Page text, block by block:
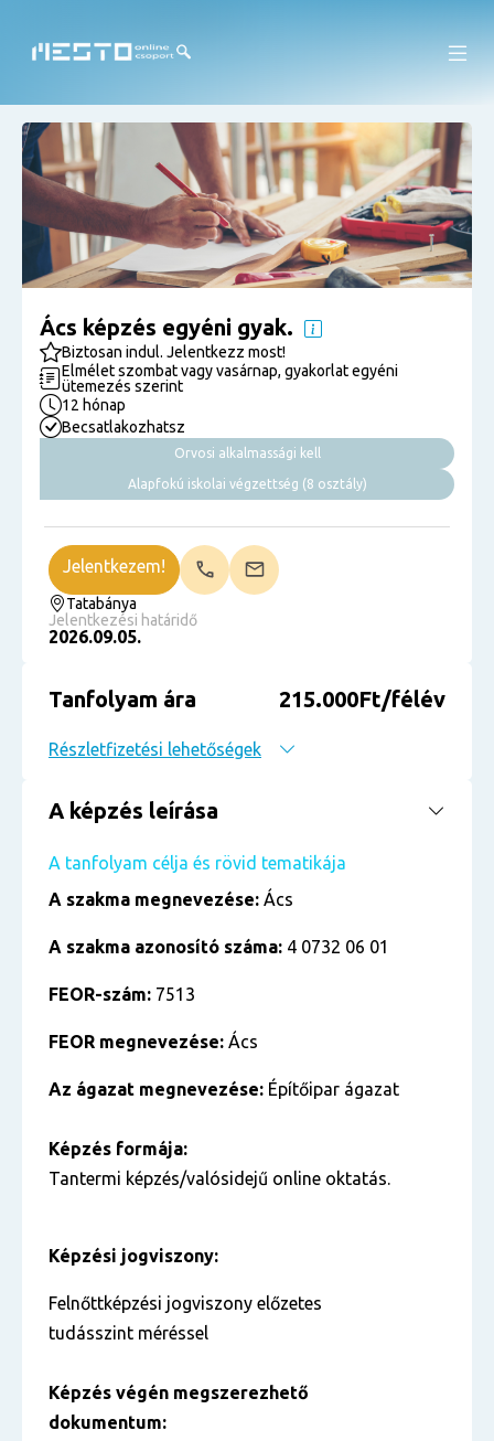
Ács képzés egyéni gyak.
Biztosan indul. Jelentkezz most!
Elmélet szombat vagy vasárnap, gyakorlat egyéni
ütemezés szerint
12 hónap
Becsatlakozhatsz
Orvosi alkalmassági kell
Alapfokú iskolai végzettség (8 osztály)
Tatabánya
Jelentkezési határidő
2026.09.05.
Jelentkezem!
Tanfolyam ára 215.000Ft/félév
Részletfizetési lehetőségek
A képzés leírása
A tanfolyam célja és rövid tematikája
A szakma megnevezése: Ács
A szakma azonosító száma: 4 0732 06 01
FEOR-szám: 7513
FEOR megnevezése: Ács
Az ágazat megnevezése: Építőipar ágazat
Képzés formája:
Tantermi képzés/valósidejű online oktatás.
Képzési jogviszony:
Felnőttképzési jogviszony előzetes
tudásszint méréssel
Képzés végén megszerezhető
dokumentum: